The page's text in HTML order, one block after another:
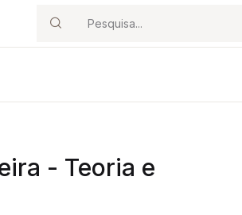
Search
- Teoria e